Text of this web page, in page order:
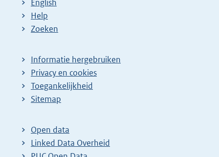
English
Help
Zoeken
Informatie hergebruiken
Privacy en cookies
Toegankelijkheid
Sitemap
Open data
Linked Data Overheid